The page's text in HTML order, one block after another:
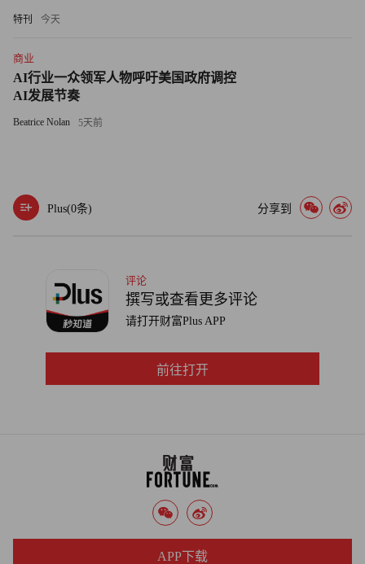
保障，这说明证监会已认可这一产品是合规的。”
不过，我们目前尚不清楚Coinbase究竟是想通过“无异议
函”，还是想通过其他法律途径，实现代币化证券的合法
化。（财富中文网）
特刊 今天
商业
AI行业一众领军人物呼吁美国政府调控
AI发展节奏
Beatrice Nolan 5天前
Plus(0条) 分享到
评论
撰写或查看更多评论
请打开财富Plus APP
前往打开
APP下载